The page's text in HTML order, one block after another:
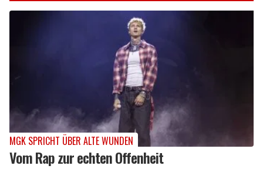
MGK SPRICHT ÜBER ALTE WUNDEN
Vom Rap zur echten Offenheit